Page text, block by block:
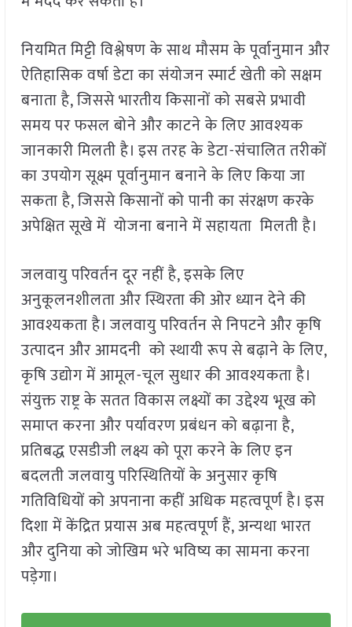
नियमित मिट्टी विश्लेषण के साथ मौसम के पूर्वानुमान और
ऐतिहासिक वर्षा डेटा का संयोजन स्मार्ट खेती को सक्षम
बनाता है, जिससे भारतीय किसानों को सबसे प्रभावी
समय पर फसल बोने और काटने के लिए आवश्यक
जानकारी मिलती है। इस तरह के डेटा-संचालित तरीकों
का उपयोग सूक्ष्म पूर्वानुमान बनाने के लिए किया जा
सकता है, जिससे किसानों को पानी का संरक्षण करके
अपेक्षित सूखे में योजना बनाने में सहायता मिलती है।
जलवायु परिवर्तन दूर नहीं है, इसके लिए
अनुकूलनशीलता और स्थिरता की ओर ध्यान देने की
आवश्यकता है। जलवायु परिवर्तन से निपटने और कृषि
उत्पादन और आमदनी को स्थायी रूप से बढ़ाने के लिए,
कृषि उद्योग में आमूल-चूल सुधार की आवश्यकता है।
संयुक्त राष्ट्र के सतत विकास लक्ष्यों का उद्देश्य भूख को
समाप्त करना और पर्यावरण प्रबंधन को बढ़ाना है,
प्रतिबद्ध एसडीजी लक्ष्य को पूरा करने के लिए इन
बदलती जलवायु परिस्थितियों के अनुसार कृषि
गतिविधियों को अपनाना कहीं अधिक महत्वपूर्ण है। इस
दिशा में केंद्रित प्रयास अब महत्वपूर्ण हैं, अन्यथा भारत
और दुनिया को जोखिम भरे भविष्य का सामना करना
पड़ेगा।